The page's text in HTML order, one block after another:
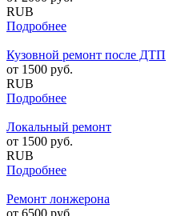
RUB
Подробнее
Кузовной ремонт после ДТП
от 1500 руб.
RUB
Подробнее
Локальный ремонт
от 1500 руб.
RUB
Подробнее
Ремонт лонжерона
от 6500 руб.